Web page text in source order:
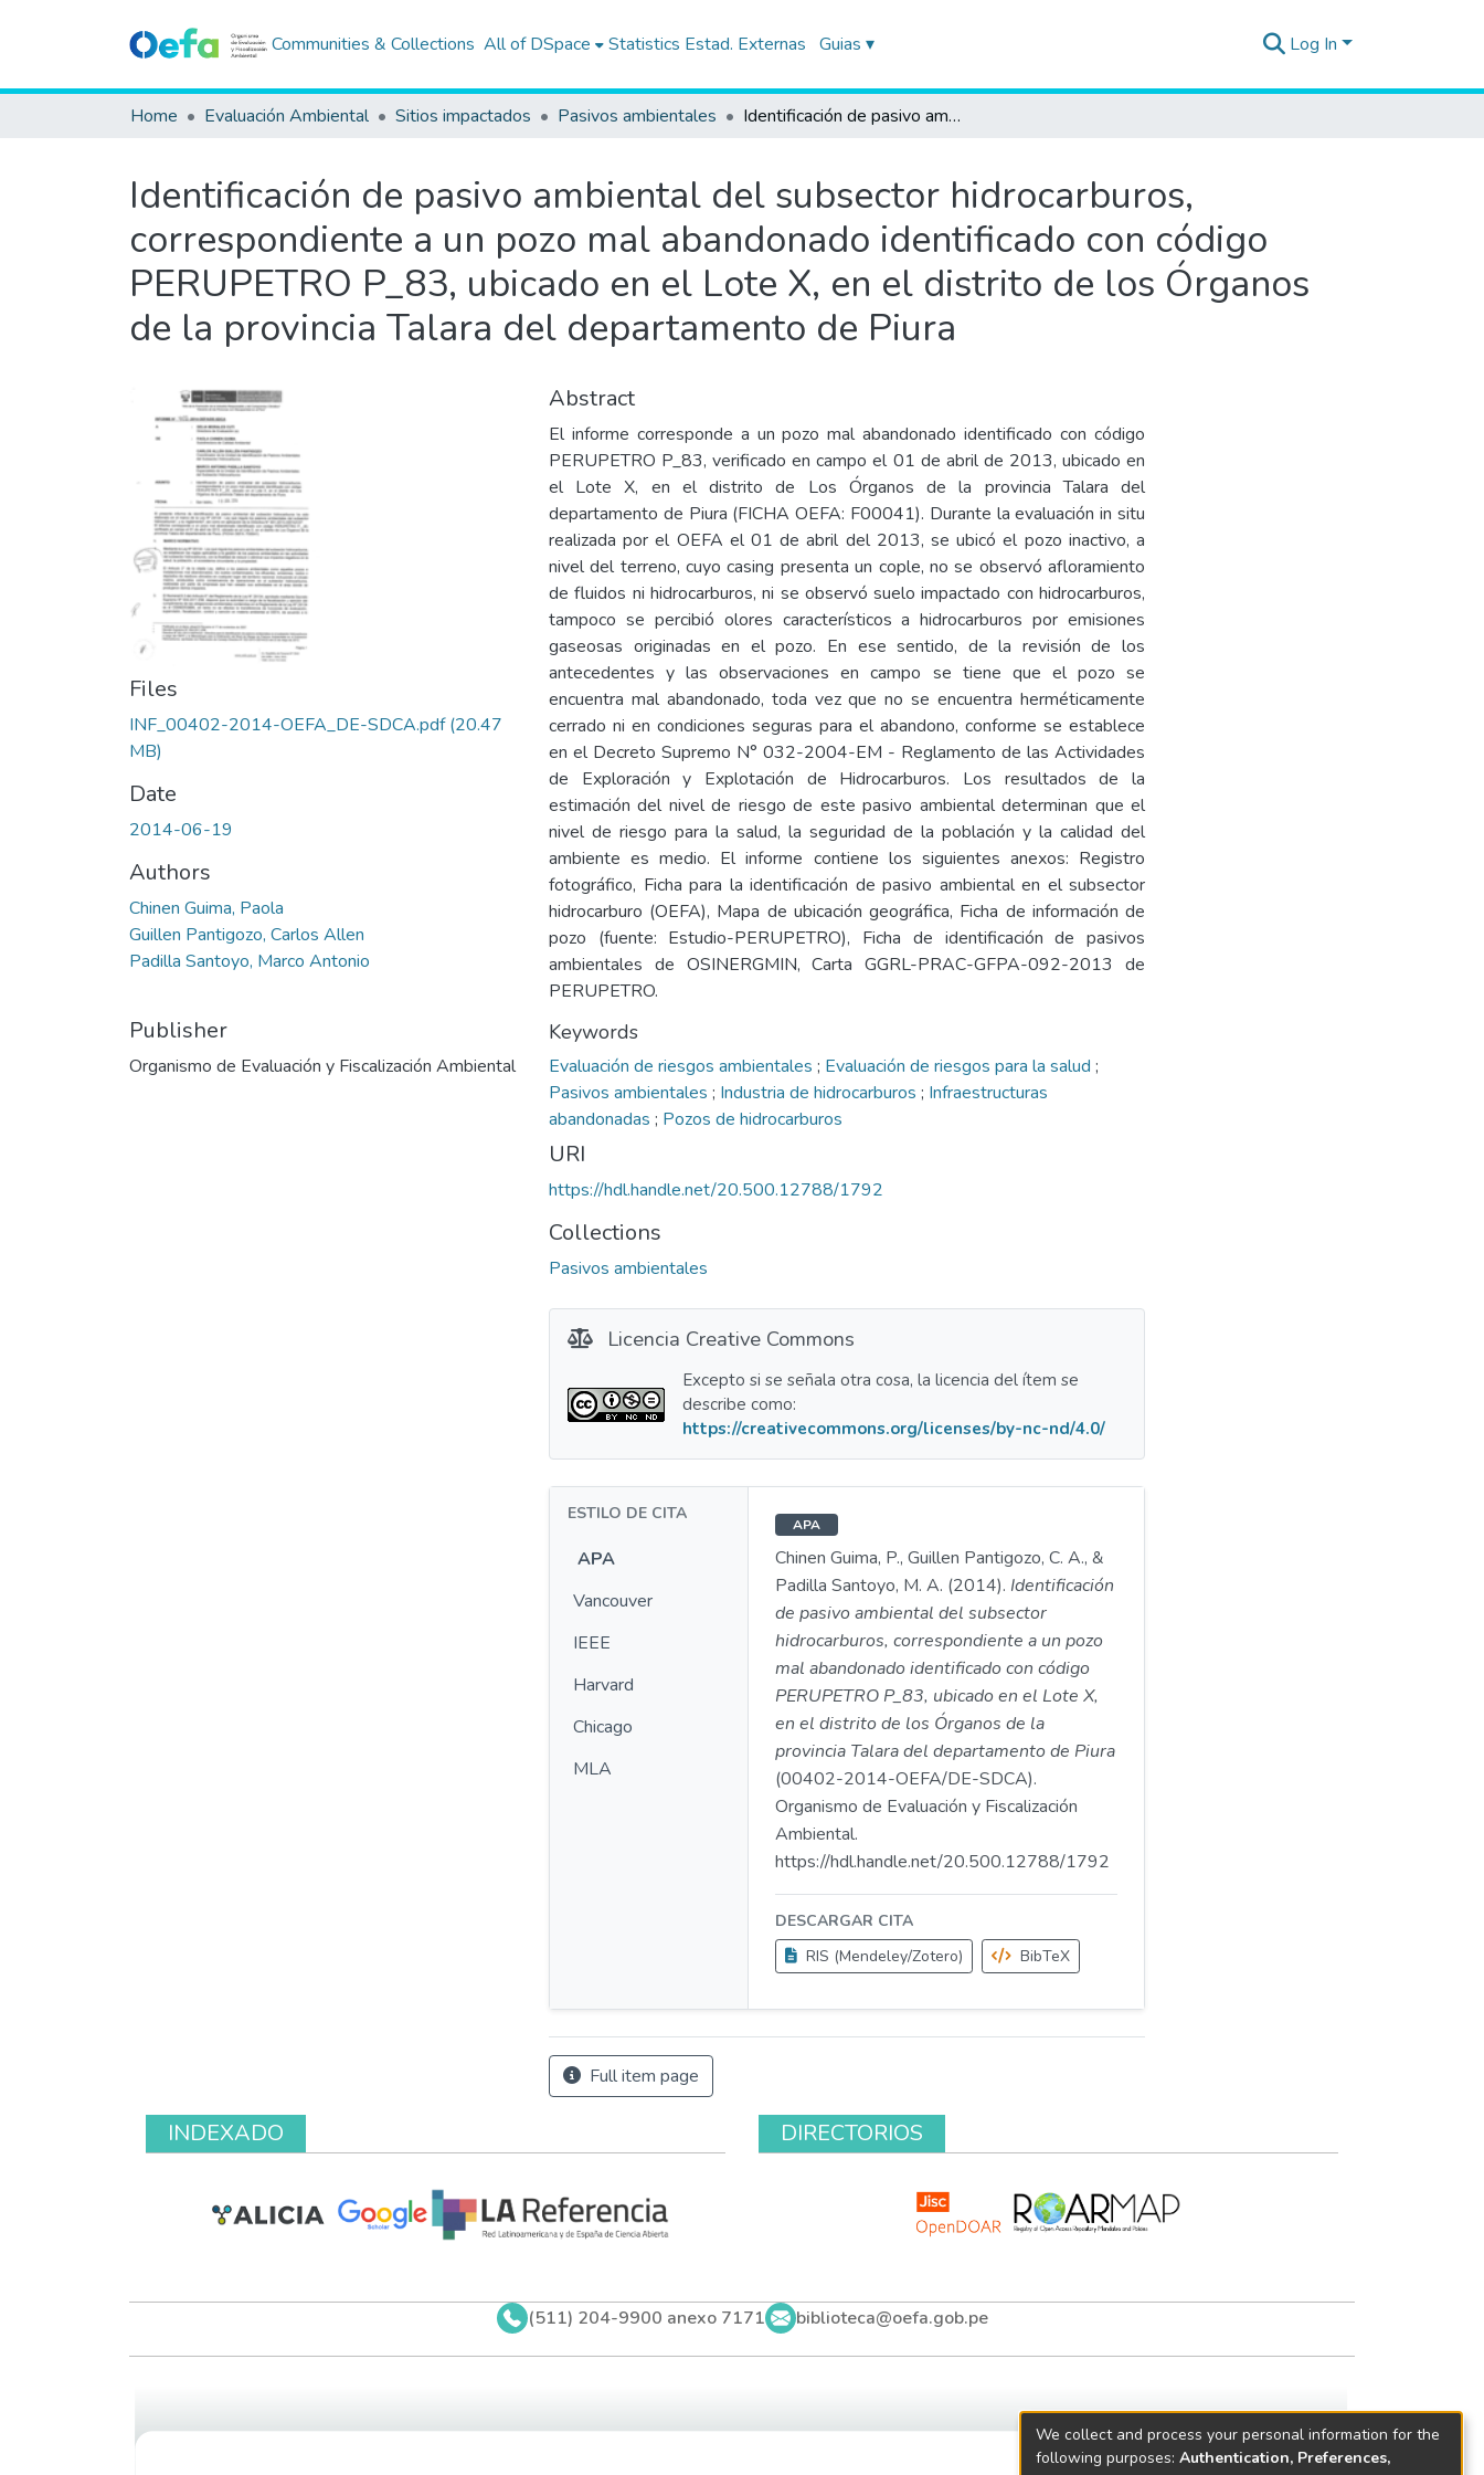
Communities & Collections All of DSpace Statistics Estad. Externas Guias ▾ Log In
Home Evaluación Ambiental Sitios impactados Pasivos ambientales Identificación de pasivo ambiental del subsector hidrocarburos, correspondiente a un pozo mal abandonado identificado con código PERUPETRO P_83, ubicado en el Lote X, en el distrito de los Órganos de la provincia Talara del departamento de Piura
Identificación de pasivo ambiental del subsector hidrocarburos,
correspondiente a un pozo mal abandonado identificado con código
PERUPETRO P_83, ubicado en el Lote X, en el distrito de los Órganos
de la provincia Talara del departamento de Piura
Files
INF_00402-2014-OEFA_DE-SDCA.pdf(20.47
MB)
Date
2014-06-19
Authors
Chinen Guima, Paola
Guillen Pantigozo, Carlos Allen
Padilla Santoyo, Marco Antonio
Publisher
Organismo de Evaluación y Fiscalización Ambiental
Abstract
El informe corresponde a un pozo mal abandonado identificado con código
PERUPETRO P_83, verificado en campo el 01 de abril de 2013, ubicado en
el Lote X, en el distrito de Los Órganos de la provincia Talara del
departamento de Piura (FICHA OEFA: F00041). Durante la evaluación in situ
realizada por el OEFA el 01 de abril del 2013, se ubicó el pozo inactivo, a
nivel del terreno, cuyo casing presenta un cople, no se observó afloramiento
de fluidos ni hidrocarburos, ni se observó suelo impactado con hidrocarburos,
tampoco se percibió olores característicos a hidrocarburos por emisiones
gaseosas originadas en el pozo. En ese sentido, de la revisión de los
antecedentes y las observaciones en campo se tiene que el pozo se
encuentra mal abandonado, toda vez que no se encuentra herméticamente
cerrado ni en condiciones seguras para el abandono, conforme se establece
en el Decreto Supremo N° 032-2004-EM - Reglamento de las Actividades
de Exploración y Explotación de Hidrocarburos. Los resultados de la
estimación del nivel de riesgo de este pasivo ambiental determinan que el
nivel de riesgo para la salud, la seguridad de la población y la calidad del
ambiente es medio. El informe contiene los siguientes anexos: Registro
fotográfico, Ficha para la identificación de pasivo ambiental en el subsector
hidrocarburo (OEFA), Mapa de ubicación geográfica, Ficha de información de
pozo (fuente: Estudio-PERUPETRO), Ficha de identificación de pasivos
ambientales de OSINERGMIN, Carta GGRL-PRAC-GFPA-092-2013 de
PERUPETRO.
Keywords
Evaluación de riesgos ambientales ; Evaluación de riesgos para la salud ;
Pasivos ambientales ; Industria de hidrocarburos ; Infraestructuras
abandonadas ; Pozos de hidrocarburos
URI
https://hdl.handle.net/20.500.12788/1792
Collections
Pasivos ambientales
Licencia Creative Commons
Excepto si se señala otra cosa, la licencia del ítem se
describe como:
https://creativecommons.org/licenses/by-nc-nd/4.0/
ESTILO DE CITA
APA
Vancouver
IEEE
Harvard
Chicago
MLA
APA
Chinen Guima, P., Guillen Pantigozo, C. A., &
Padilla Santoyo, M. A. (2014). Identificación
de pasivo ambiental del subsector
hidrocarburos, correspondiente a un pozo
mal abandonado identificado con código
PERUPETRO P_83, ubicado en el Lote X,
en el distrito de los Órganos de la
provincia Talara del departamento de Piura
(00402-2014-OEFA/DE-SDCA).
Organismo de Evaluación y Fiscalización
Ambiental.
https://hdl.handle.net/20.500.12788/1792
DESCARGAR CITA
RIS (Mendeley/Zotero)
BibTeX
Full item page
INDEXADO DIRECTORIOS
(511) 204-9900 anexo 7171 biblioteca@oefa.gob.pe
We collect and process your personal information for the
following purposes: Authentication, Preferences,